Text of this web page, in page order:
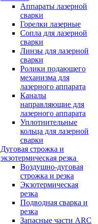
Аппараты лазерной
сварки
Горелки лазерные
Сопла для лазерной
сварки
Линзы для лазерной
сварки
Ролики подающего
механизма для
лазерного аппарата
Каналы
направляющие для
лазерного аппарата
Уплотнительные
кольца для лазерной
сварки
Дуговая строжка и
экзотермическая резка
Воздушно-дуговая
строжка и резка
Экзотермическая
резка
Подводная сварка и
резка
Запасные части ARC